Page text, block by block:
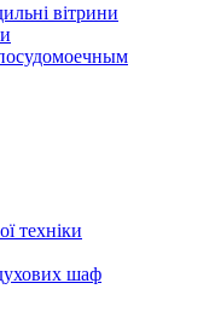
вітрини
техніки
шаф